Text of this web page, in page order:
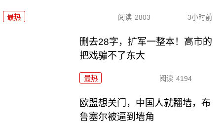
最热 阅读 2803 3小时前
删去28字，扩军一整本！高市的
把戏骗不了东大
最热 阅读 4194
欧盟想关门，中国人就翻墙，布
鲁塞尔被逼到墙角